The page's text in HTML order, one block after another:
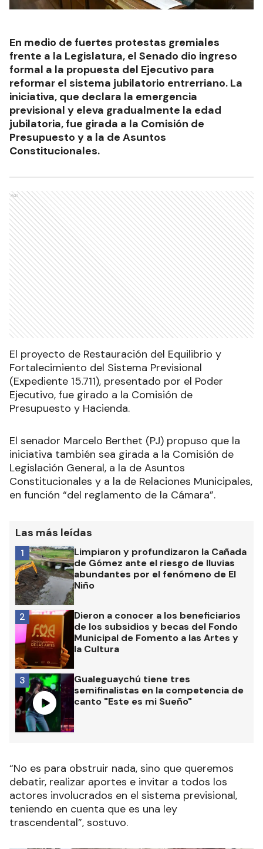
En medio de fuertes protestas gremiales
frente a la Legislatura, el Senado dio ingreso
formal a la propuesta del Ejecutivo para
reformar el sistema jubilatorio entrerriano. La
iniciativa, que declara la emergencia
previsional y eleva gradualmente la edad
jubilatoria, fue girada a la Comisión de
Presupuesto y a la de Asuntos
Constitucionales.
Ads
El proyecto de Restauración del Equilibrio y
Fortalecimiento del Sistema Previsional
(Expediente 15.711), presentado por el Poder
Ejecutivo, fue girado a la Comisión de
Presupuesto y Hacienda.
El senador Marcelo Berthet (PJ) propuso que la
iniciativa también sea girada a la Comisión de
Legislación General, a la de Asuntos
Constitucionales y a la de Relaciones Municipales,
en función “del reglamento de la Cámara”.
Las más leídas
Limpiaron y profundizaron la Cañada
de Gómez ante el riesgo de lluvias
abundantes por el fenómeno de El
Niño
1
Dieron a conocer a los beneficiarios
de los subsidios y becas del Fondo
Municipal de Fomento a las Artes y
la Cultura
2
Gualeguaychú tiene tres
semifinalistas en la competencia de
canto "Este es mi Sueño"
3
“No es para obstruir nada, sino que queremos
debatir, realizar aportes e invitar a todos los
actores involucrados en el sistema previsional,
teniendo en cuenta que es una ley
trascendental”, sostuvo.